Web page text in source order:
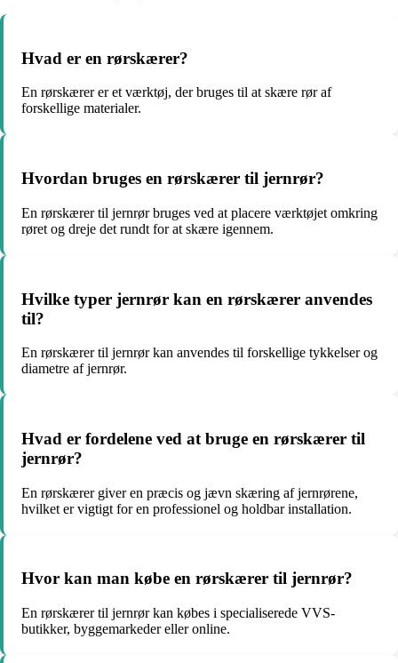
Hvad er en rørskærer?
En rørskærer er et værktøj, der bruges til at skære rør af
forskellige materialer.
Hvordan bruges en rørskærer til jernrør?
En rørskærer til jernrør bruges ved at placere værktøjet omkring
røret og dreje det rundt for at skære igennem.
Hvilke typer jernrør kan en rørskærer anvendes
til?
En rørskærer til jernrør kan anvendes til forskellige tykkelser og
diametre af jernrør.
Hvad er fordelene ved at bruge en rørskærer til
jernrør?
En rørskærer giver en præcis og jævn skæring af jernrørene,
hvilket er vigtigt for en professionel og holdbar installation.
Hvor kan man købe en rørskærer til jernrør?
En rørskærer til jernrør kan købes i specialiserede VVS-
butikker, byggemarkeder eller online.